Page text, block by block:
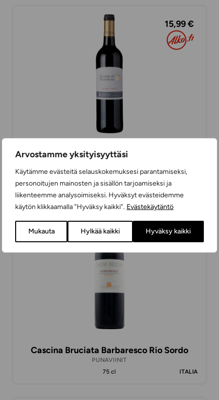
Arvostamme yksityisyyttäsi
Käytämme evästeitä selauskokemuksesi parantamiseksi,
personoitujen mainosten ja sisällön tarjoamiseksi ja
liikenteemme analysoimiseksi. Hyväksyt evästeidemme
käytön klikkaamalla ”Hyväksy kaikki”. Evästekäytäntö
Mukauta Hylkää kaikki Hyväksy kaikki
15,99 €
Quinta do Valdoeiro Red
75 cl
PORTUGALI
37,99 €
Cascina Bruciata Barbaresco Rio Sordo
PUNAVIINIT
75 cl
ITALIA